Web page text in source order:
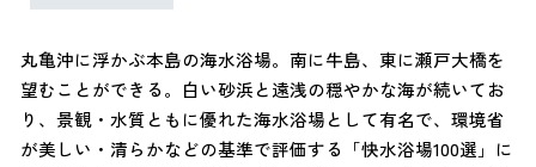
丸亀沖に浮かぶ本島の海水浴場。南に牛島、東に瀬戸大橋を
望むことができる。白い砂浜と遠浅の穏やかな海が続いてお
り、景観・水質ともに優れた海水浴場として有名で、環境省
が美しい・清らかなどの基準で評価する「快水浴場100選」に